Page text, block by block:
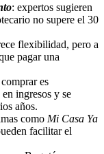
: expertos sugieren
no supere el 30
flexibilidad, pero a
pagar una
es
ingresos y se
años.
como Mi Casa Ya
facilitar el